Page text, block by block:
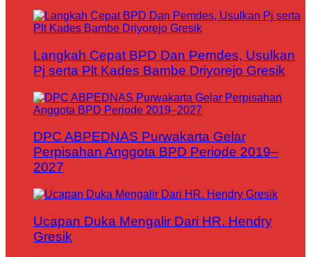
Langkah Cepat BPD Dan Pemdes, Usulkan
Pj serta Plt Kades Bambe Driyorejo Gresik
DPC ABPEDNAS Purwakarta Gelar
Perpisahan Anggota BPD Periode 2019–
2027
Ucapan Duka Mengalir Dari HR. Hendry
Gresik